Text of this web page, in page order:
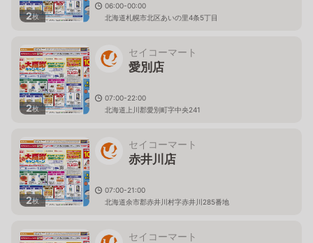
2枚
06:00-00:00
北海道札幌市北区あいの里4条5丁目
2枚
セイコーマート
愛別店
07:00-22:00
北海道上川郡愛別町字中央241
2枚
セイコーマート
赤井川店
07:00-21:00
北海道余市郡赤井川村字赤井川285番地
セイコーマート